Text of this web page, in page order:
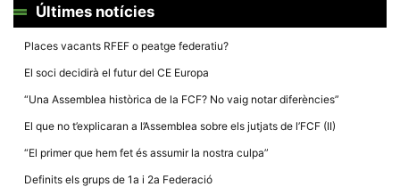
Últimes notícies
Places vacants RFEF o peatge federatiu?
El soci decidirà el futur del CE Europa
“Una Assemblea històrica de la FCF? No vaig notar diferències”
El que no t’explicaran a l’Assemblea sobre els jutjats de l’FCF (II)
“El primer que hem fet és assumir la nostra culpa”
Definits els grups de 1a i 2a Federació
estructura.
d'usuari
components
nostre lloc web